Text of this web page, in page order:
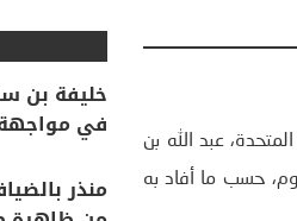
عبد الله بن
حسب ما أفاد به
خليفة بن
في
منذر